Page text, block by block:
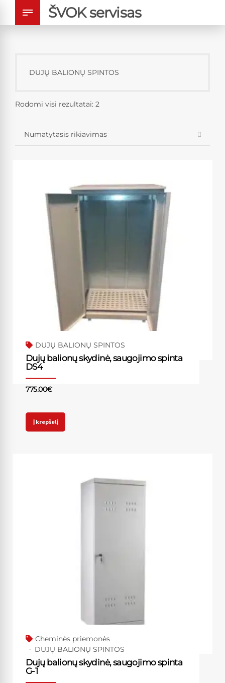
ŠVOK servisas
DUJŲ BALIONŲ SPINTOS
Rodomi visi rezultatai: 2
DUJŲ BALIONŲ SPINTOS
Dujų balionų skydinė, saugojimo spinta
DS4
775.00€
Į krepšelį
Cheminės priemonės
DUJŲ BALIONŲ SPINTOS
Dujų balionų skydinė, saugojimo spinta
G-1